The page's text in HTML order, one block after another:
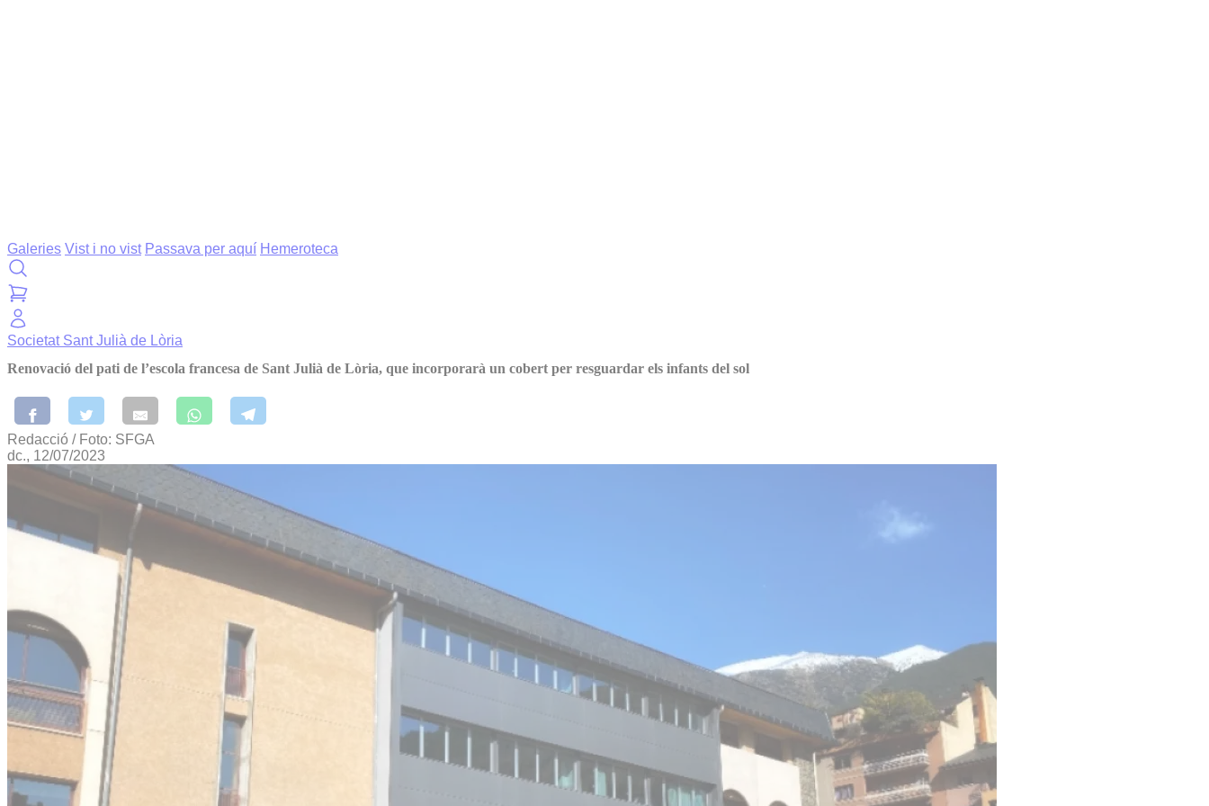
Galeries Vist i no vist Passava per aquí Hemeroteca
Societat Sant Julià de Lòria
Renovació del pati de l’escola francesa de Sant Julià de Lòria, que incorporarà un cobert per resguardar els infants del sol
Redacció / Foto: SFGA
dc., 12/07/2023